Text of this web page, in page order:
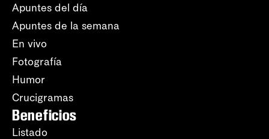
Apuntes del día
Apuntes de la semana
En vivo
Fotografía
Humor
Crucigramas
Beneficios
Listado